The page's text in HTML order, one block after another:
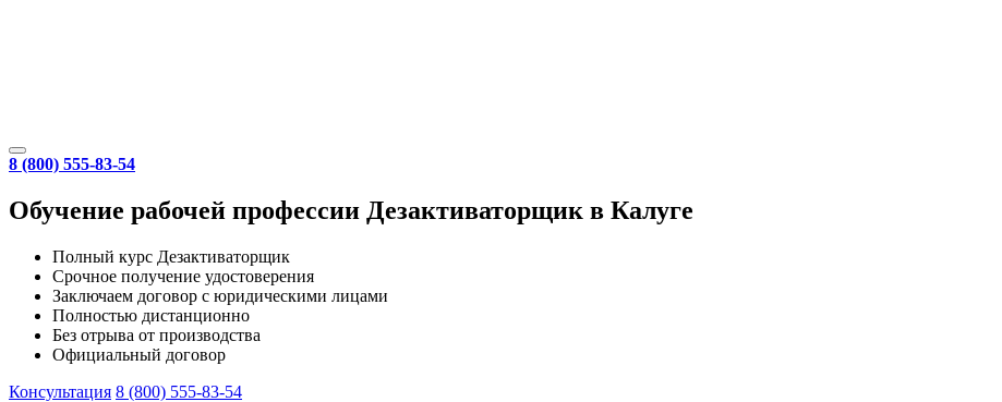
8 (800) 555-83-54
Обучение рабочей профессии Дезактиваторщик в Калуге
Полный курс Дезактиваторщик
Срочное получение удостоверения
Заключаем договор с юридическими лицами
Полностью дистанционно
Без отрыва от производства
Официальный договор
Консультация 8 (800) 555-83-54